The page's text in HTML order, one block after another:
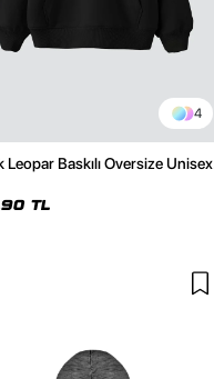
4
Leopar Baskılı Oversize Unisex
TL